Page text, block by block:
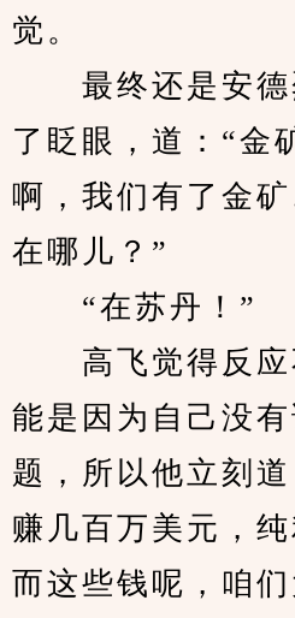
觉。
最终还是安德
了眨眼，道：“金
啊，我们有了金
在哪儿？”
“在苏丹！”
高飞觉得反应
能是因为自己没
题，所以他立刻
赚几百万美元，纯
而这些钱呢，咱